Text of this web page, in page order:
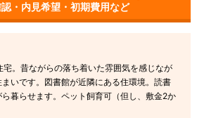
・内見希望・初期費用など
。昔ながらの落ち着いた雰囲気を感じなが
いです。図書館が近隣にある住環境。読書
暮らせます。ペット飼育可（但し、敷金2か